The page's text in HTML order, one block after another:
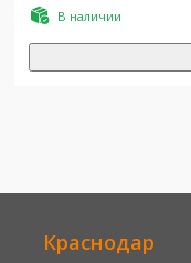
В наличии
Краснодар